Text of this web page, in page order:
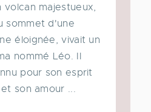
volcan majestueux,
sommet d'une
éloignée, vivait un
nommé Léo. Il
pour son esprit
son amour ...